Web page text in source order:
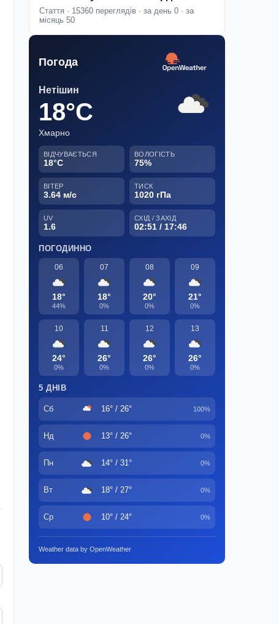
Стаття · 15360 переглядів · за день 0 · за
місяць 50
Погода
Нетішин
18°C
Хмарно
ВІДЧУВАЄТЬСЯ
18°C
ВОЛОГІСТЬ
75%
ВІТЕР
3.64 м/с
ТИСК
1020 гПа
UV
1.6
СХІД / ЗАХІД
02:51 / 17:46
ПОГОДИННО
06
18°
44%
07
18°
0%
08
20°
0%
09
21°
0%
10
24°
0%
11
26°
0%
12
26°
0%
13
26°
0%
5 ДНІВ
Сб 16° / 26° 100%
Нд 13° / 26° 0%
Пн 14° / 31° 0%
Вт 18° / 27° 0%
Ср 10° / 24° 0%
Weather data by OpenWeather